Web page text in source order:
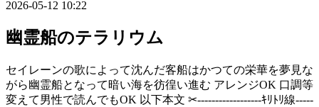
2026-05-12 10:22
幽霊船のテラリウム
セイレーンの歌によって沈んだ客船はかつての栄華を夢見な
がら幽霊船となって暗い海を彷徨い進む アレンジOK 口調等
変えて男性で読んでもOK 以下本文 ‪✂︎‬------------------ｷﾘﾄﾘ線-----